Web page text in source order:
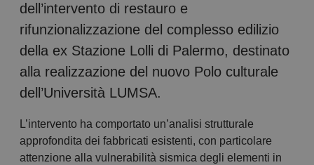
dell’intervento di restauro e
rifunzionalizzazione del complesso edilizio
della ex Stazione Lolli di Palermo, destinato
alla realizzazione del nuovo Polo culturale
dell’Università LUMSA.
L’intervento ha comportato un’analisi strutturale
approfondita dei fabbricati esistenti, con particolare
attenzione alla vulnerabilità sismica degli elementi in